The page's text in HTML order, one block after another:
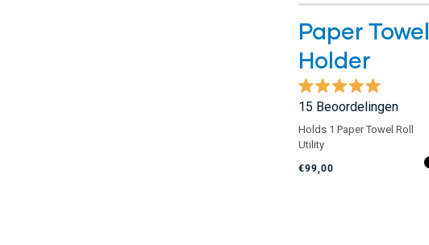
Paper Towel
Holder
Beoordeeld
met
5.0
van
de
5
sterren
15 Beoordelingen
Holds 1 Paper Towel Roll
Utility
€99,00